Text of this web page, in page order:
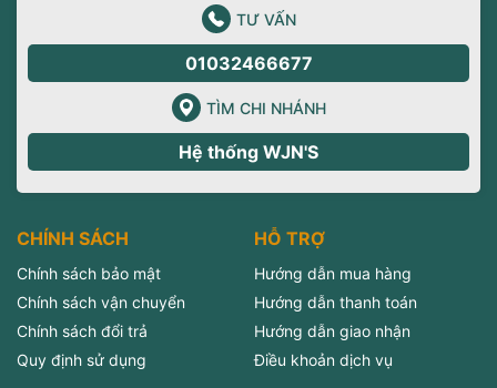
TƯ VẤN
01032466677
TÌM CHI NHÁNH
Hệ thống WJN'S
CHÍNH SÁCH
Chính sách bảo mật
Chính sách vận chuyển
Chính sách đổi trả
Quy định sử dụng
HỖ TRỢ
Hướng dẫn mua hàng
Hướng dẫn thanh toán
Hướng dẫn giao nhận
Điều khoản dịch vụ